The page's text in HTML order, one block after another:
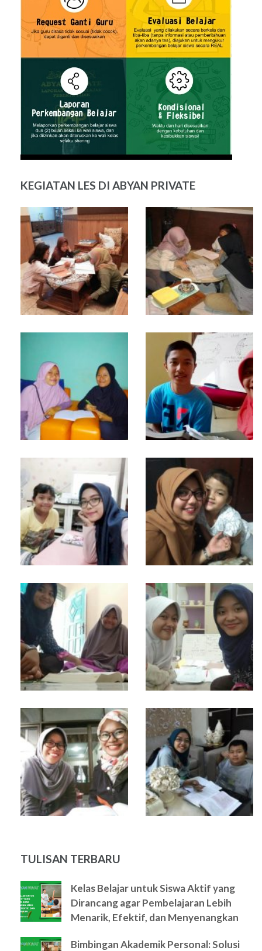
KEGIATAN LES DI ABYAN PRIVATE
TULISAN TERBARU
Kelas Belajar untuk Siswa Aktif yang
Dirancang agar Pembelajaran Lebih
Menarik, Efektif, dan Menyenangkan
Bimbingan Akademik Personal: Solusi